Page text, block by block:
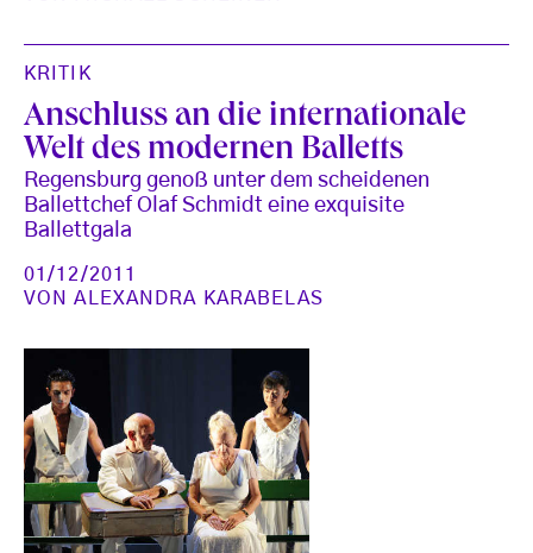
KRITIK
Anschluss an die internationale
Welt des modernen Balletts
Regensburg genoß unter dem scheidenen
Ballettchef Olaf Schmidt eine exquisite
Ballettgala
01/12/2011
VONALEXANDRA KARABELAS